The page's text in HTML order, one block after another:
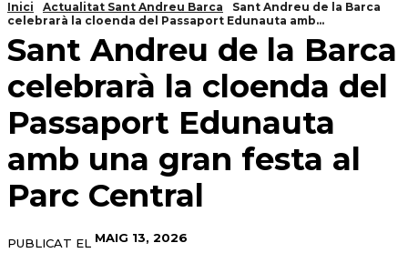
Inici Actualitat Sant Andreu Barca
Sant Andreu de la Barca
celebrarà la cloenda del Passaport Edunauta amb...
Sant Andreu de la Barca
celebrarà la cloenda del
Passaport Edunauta
amb una gran festa al
Parc Central
PUBLICAT EL MAIG 13, 2026